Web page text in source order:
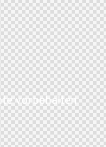
vorbehalten